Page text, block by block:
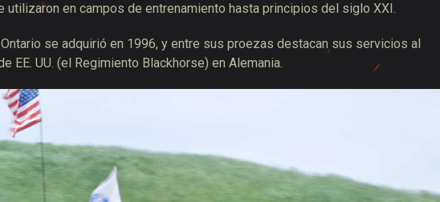
en campos de entrenamiento hasta principios del siglo XXI.
se adquirió en 1996, y entre sus proezas destacan sus servicios al
EE. UU. (el Regimiento Blackhorse) en Alemania.